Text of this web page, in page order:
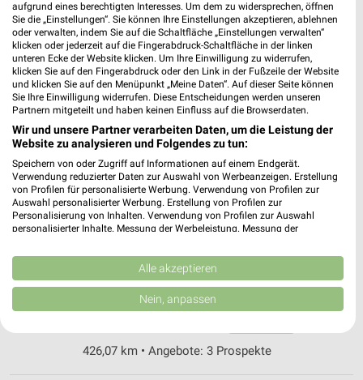
Am Silberstern 16
57258 Freudenberg
Heute 09:00 - 19:00 Uhr | Geschlossen
421,57 km
Rossmann Engelskirchen
Gummersbacher Str. 2
51766 Engelskirchen
Heute 08:00 - 20:00 Uhr | Geschlossen
442,11 km • Angebote: 3 Prospekte
❯
Rossmann Meinerzhagen
Hauptstr. 19
58540 Meinerzhagen
426,07 km • Angebote: 3 Prospekte
aufgrund eines berechtigten Interesses. Um dem zu widersprechen, öffnen
Sie die „Einstellungen“. Sie können Ihre Einstellungen akzeptieren, ablehnen
oder verwalten, indem Sie auf die Schaltfläche „Einstellungen verwalten“
klicken oder jederzeit auf die Fingerabdruck-Schaltfläche in der linken
unteren Ecke der Website klicken. Um Ihre Einwilligung zu widerrufen,
klicken Sie auf den Fingerabdruck oder den Link in der Fußzeile der Website
und klicken Sie auf den Menüpunkt „Meine Daten“. Auf dieser Seite können
Sie Ihre Einwilligung widerrufen. Diese Entscheidungen werden unseren
Partnern mitgeteilt und haben keinen Einfluss auf die Browserdaten.
Wir und unsere Partner verarbeiten Daten, um die Leistung der
Website zu analysieren und Folgendes zu tun:
Speichern von oder Zugriff auf Informationen auf einem Endgerät.
Verwendung reduzierter Daten zur Auswahl von Werbeanzeigen. Erstellung
von Profilen für personalisierte Werbung. Verwendung von Profilen zur
Auswahl personalisierter Werbung. Erstellung von Profilen zur
Personalisierung von Inhalten. Verwendung von Profilen zur Auswahl
personalisierter Inhalte. Messung der Werbeleistung. Messung der
Kombinationen von Daten aus verschiedenen Quellen. Entwicklung und
Verbesserung der Angebote. Verwendung reduzierter Daten zur Auswahl
von Inhalten.
Daten können außerhalb der Europäischen Union weitergegeben und in die
USA gesendet werden.
Website/App.
Partnerliste anzeigen (1 IAB-Anbieter)
Alle akzeptieren
Nein, anpassen